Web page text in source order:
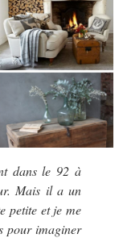
dans le 92 à
Mais il a un
petite et je me
pour imaginer